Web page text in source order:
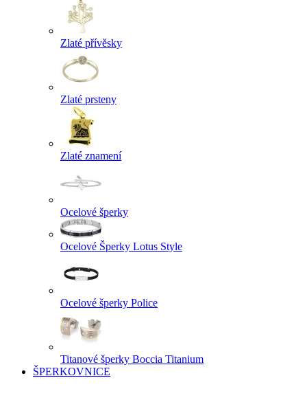
Zlaté přívěsky
Zlaté prsteny
Zlaté znamení
Ocelové šperky
Ocelové Šperky Lotus Style
Ocelové šperky Police
Titanové šperky Boccia Titanium
ŠPERKOVNICE